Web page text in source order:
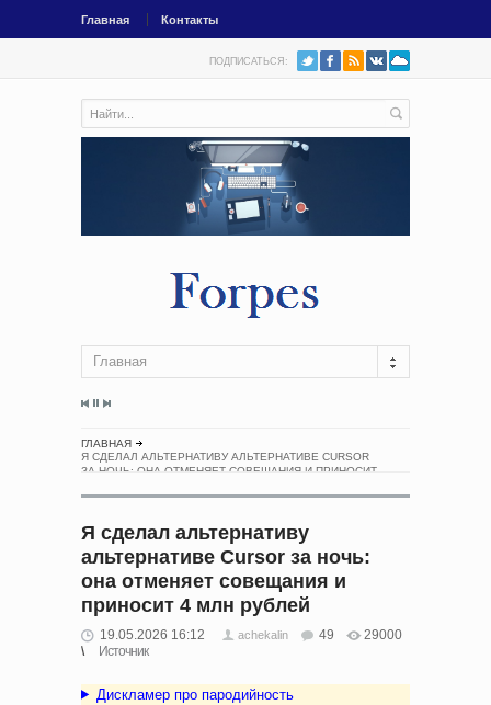
Главная Контакты
ПОДПИСАТЬСЯ:
Главная
ГЛАВНАЯ
Я СДЕЛАЛ АЛЬТЕРНАТИВУ АЛЬТЕРНАТИВЕ CURSOR
ЗА НОЧЬ: ОНА ОТМЕНЯЕТ СОВЕЩАНИЯ И ПРИНОСИТ
Я сделал альтернативу
альтернативе Cursor за ночь:
она отменяет совещания и
приносит 4 млн рублей
19.05.2026 16:12 achekalin 49
29000
Источник
Дискламер про пародийность